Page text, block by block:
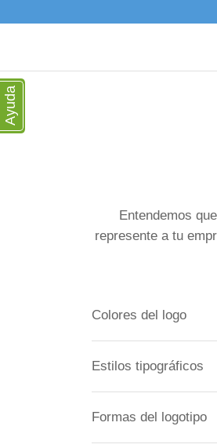
Entendemos
represente a tu
Colores del logo
Estilos tipográficos
Formas del logotipo
Ayuda